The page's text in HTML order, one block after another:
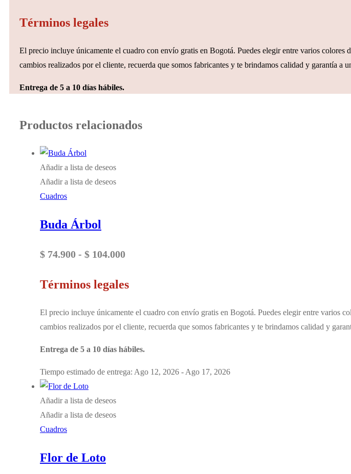
Términos legales
El precio incluye únicamente el cuadro con envío gratis en Bogotá. Puedes elegir entre varios colores
cambios realizados por el cliente, recuerda que somos fabricantes y te brindamos calidad y garantía a
Entrega de 5 a 10 días hábiles.
Productos relacionados
Añadir a lista de deseos
Añadir a lista de deseos
Cuadros
Buda Árbol
$ 74.900 - $ 104.000Rango
precios:
desde
$ 74.900
hasta
Términos legales
El precio incluye únicamente el cuadro con envío gratis en Bogotá. Puedes elegir entre varios
cambios realizados por el cliente, recuerda que somos fabricantes y te brindamos calidad y
Entrega de 5 a 10 días hábiles.
Tiempo estimado de entrega: Ago 12, 2026 - Ago 17, 2026
Añadir a lista de deseos
Añadir a lista de deseos
Cuadros
Flor de Loto